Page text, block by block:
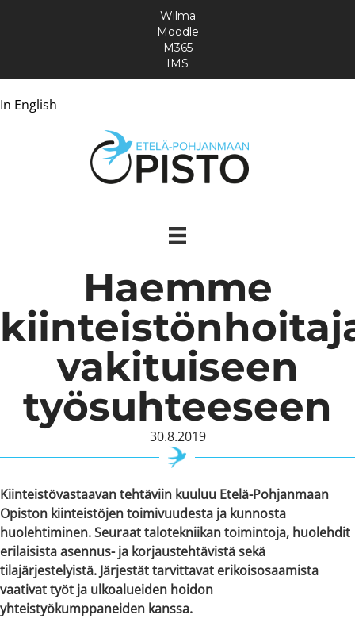
In English
Wilma
Moodle
M365
IMS
Haemme
vakituiseen
työsuhteeseen
30.8.2019
Kiinteistövastaavan tehtäviin kuuluu Etelä-Pohjanmaan
Opiston kiinteistöjen toimivuudesta ja kunnosta
huolehtiminen. Seuraat talotekniikan toimintoja, huolehdit
erilaisista asennus- ja korjaustehtävistä sekä
tilajärjestelyistä. Järjestät tarvittavat erikoisosaamista
vaativat työt ja ulkoalueiden hoidon
yhteistyökumppaneiden kanssa.